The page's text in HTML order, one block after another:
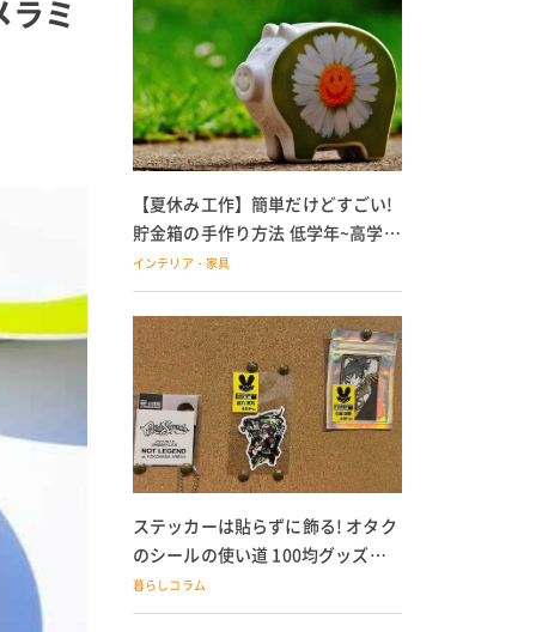
ミ
【夏休み工作】簡単だけどすごい!
貯金箱の手作り方法 低学年~高学年
の子どもにも
インテリア・家具
ステッカーは貼らずに飾る! オタク
のシールの使い道 100均グッズで
の飾り方も
暮らしコラム